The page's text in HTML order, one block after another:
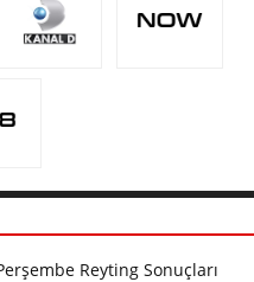
Reyting Sonuçları